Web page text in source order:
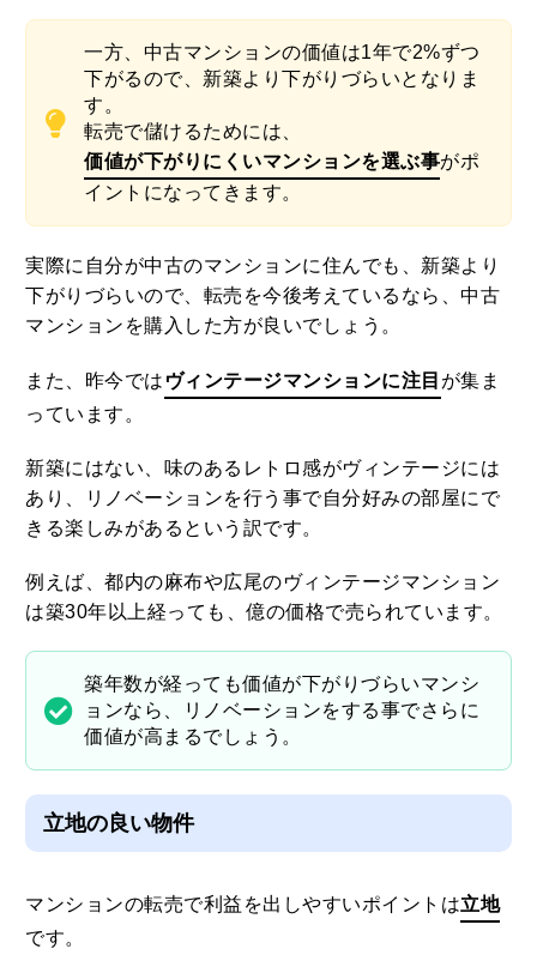
一方、中古マンションの価値は1年で2%ずつ
下がるので、新築より下がりづらいとなりま
す。
転売で儲けるためには、
価値が下がりにくいマンションを選ぶ事がポ
イントになってきます。
実際に自分が中古のマンションに住んでも、新築より
下がりづらいので、転売を今後考えているなら、中古
マンションを購入した方が良いでしょう。
また、昨今では ヴィンテージマンションに注目 が集ま
っています。
新築にはない、味のあるレトロ感がヴィンテージには
あり、リノベーションを行う事で自分好みの部屋にで
きる楽しみがあるという訳です。
例えば、都内の麻布や広尾のヴィンテージマンション
は築30年以上経っても、億の価格で売られています。
築年数が経っても価値が下がりづらいマンシ
ョンなら、リノベーションをする事でさらに
価値が高まるでしょう。
立地の良い物件
マンションの転売で利益を出しやすいポイントは立地
です。